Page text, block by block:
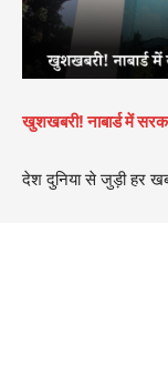
खुशखबरी! नाबार्ड में
देश दुनिया से जुड़ी हर